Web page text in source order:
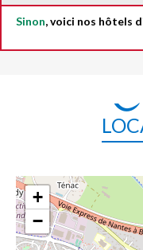
Sinon, voici nos hôtels
+
−